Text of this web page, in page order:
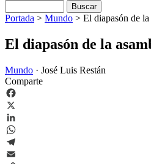
Portada > Mundo > El diapasón de
El diapasón de la
Mundo · José Luis Restán
Comparte
Facebook
X
LinkedIn
WhatsApp
Telegram